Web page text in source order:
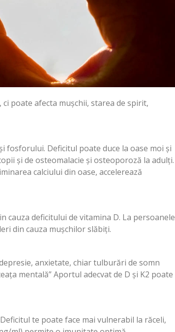
poate afecta mușchii, starea de spirit,
fosforului. Deficitul poate duce la oase moi și
și de osteomalacie și osteoporoză la adulți.
calciului din oase, accelerează
cauza deficitului de vitamina D. La persoanele
din cauza mușchilor slăbiți.
anxietate, chiar tulburări de somn
mentală” Aportul adecvat de D și K2 poate
te poate face mai vulnerabil la răceli,